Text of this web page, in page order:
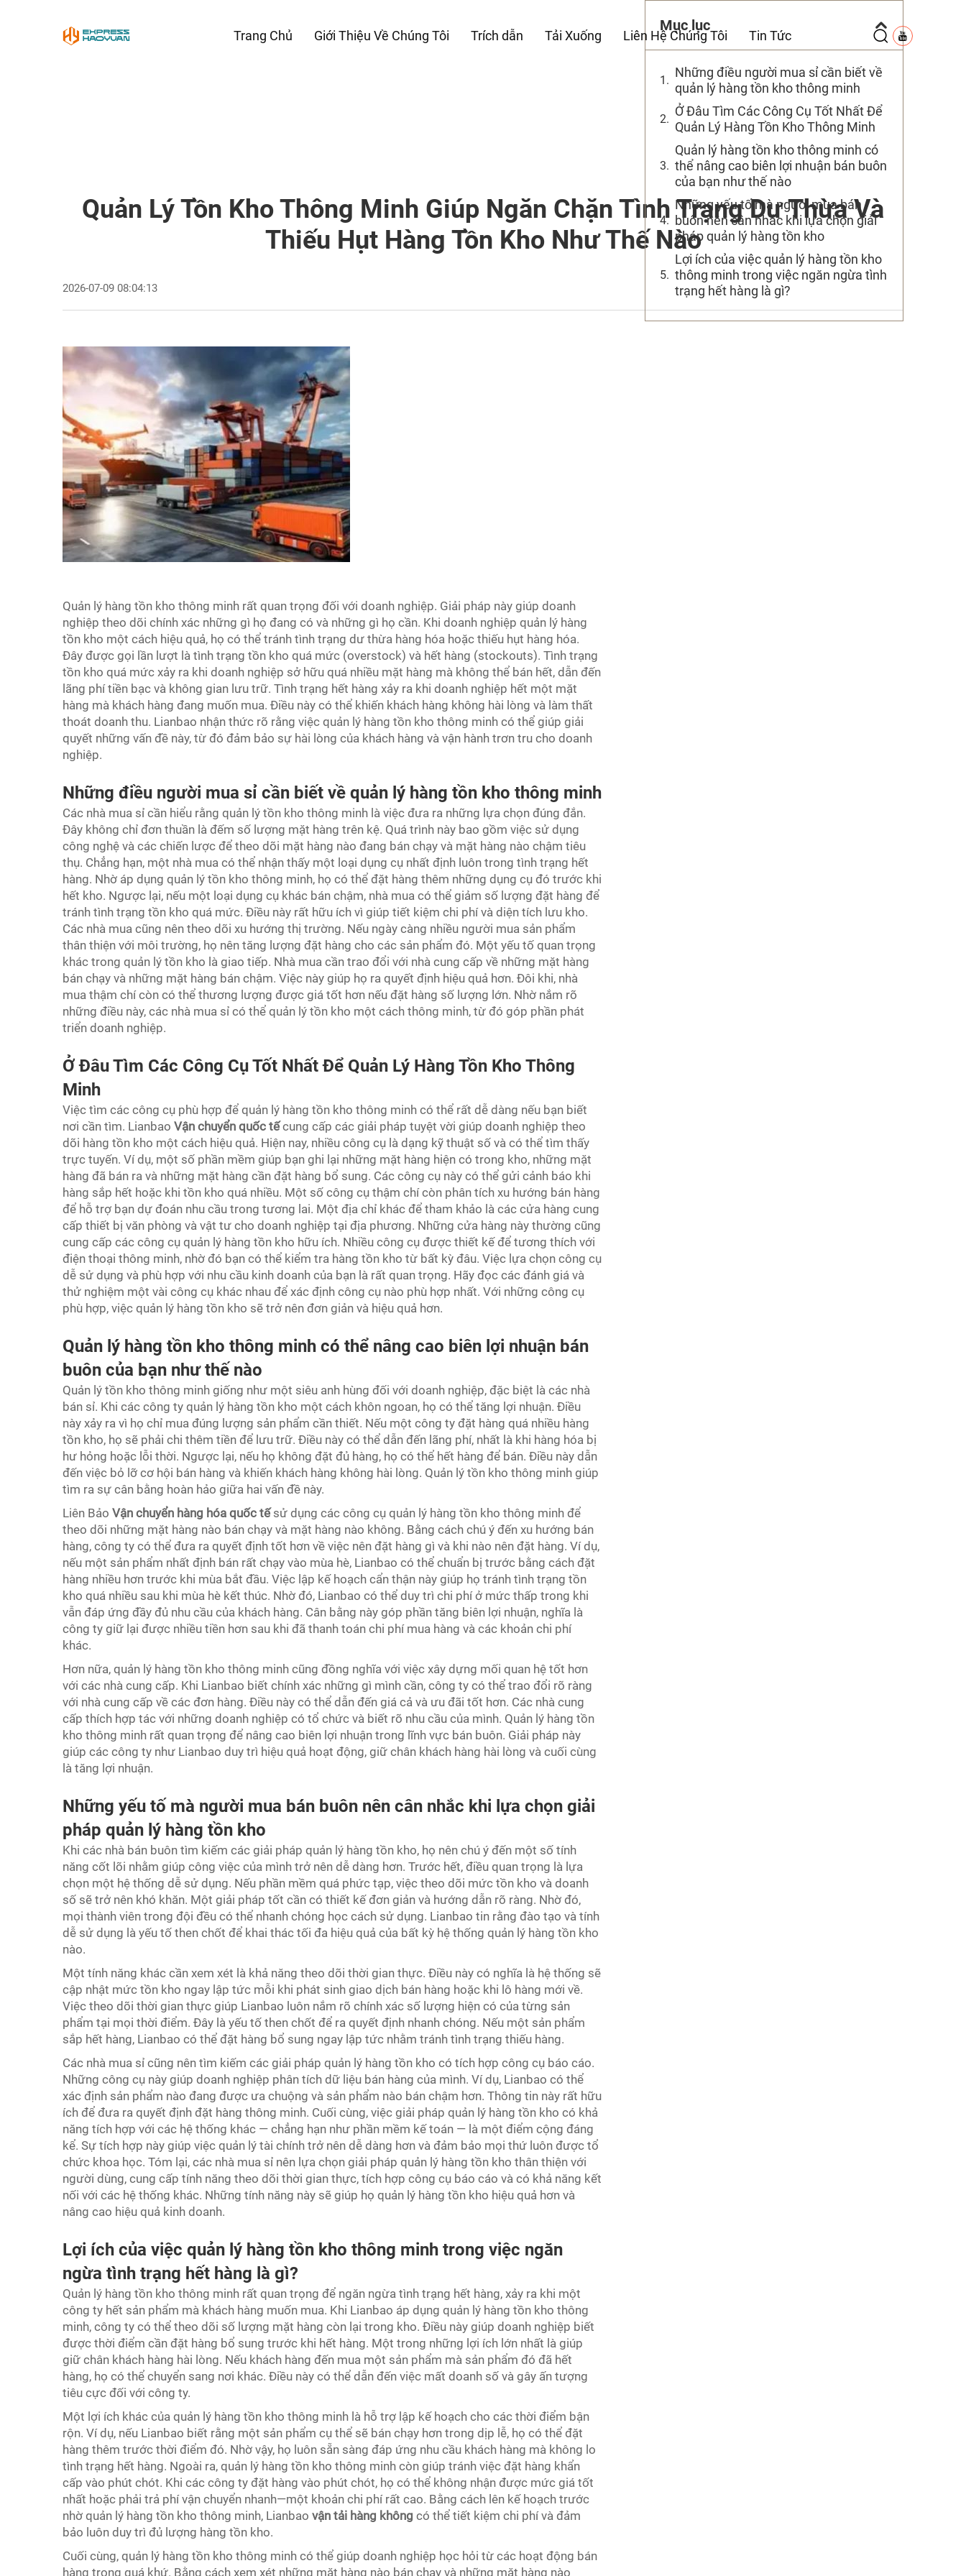
Trang Chủ Giới Thiệu Về Chúng Tôi Trích dẫn Tải Xuống Liên Hệ Chúng Tôi Tin Tức
Quản Lý Tồn Kho Thông Minh Giúp Ngăn Chặn Tình Trạng Dư Thừa Và
Thiếu Hụt Hàng Tồn Kho Như Thế Nào
2026-07-09 08:04:13
Quản lý hàng tồn kho thông minh rất quan trọng đối với doanh nghiệp. Giải pháp này giúp doanh
nghiệp theo dõi chính xác những gì họ đang có và những gì họ cần. Khi doanh nghiệp quản lý hàng
tồn kho một cách hiệu quả, họ có thể tránh tình trạng dư thừa hàng hóa hoặc thiếu hụt hàng hóa.
Đây được gọi lần lượt là tình trạng tồn kho quá mức (overstock) và hết hàng (stockouts). Tình trạng
tồn kho quá mức xảy ra khi doanh nghiệp sở hữu quá nhiều mặt hàng mà không thể bán hết, dẫn đến
lãng phí tiền bạc và không gian lưu trữ. Tình trạng hết hàng xảy ra khi doanh nghiệp hết một mặt
hàng mà khách hàng đang muốn mua. Điều này có thể khiến khách hàng không hài lòng và làm thất
thoát doanh thu. Lianbao nhận thức rõ rằng việc quản lý hàng tồn kho thông minh có thể giúp giải
quyết những vấn đề này, từ đó đảm bảo sự hài lòng của khách hàng và vận hành trơn tru cho doanh
nghiệp.
Những điều người mua sỉ cần biết về quản lý hàng tồn kho thông minh
Các nhà mua sỉ cần hiểu rằng quản lý tồn kho thông minh là việc đưa ra những lựa chọn đúng đắn.
Đây không chỉ đơn thuần là đếm số lượng mặt hàng trên kệ. Quá trình này bao gồm việc sử dụng
công nghệ và các chiến lược để theo dõi mặt hàng nào đang bán chạy và mặt hàng nào chậm tiêu
thụ. Chẳng hạn, một nhà mua có thể nhận thấy một loại dụng cụ nhất định luôn trong tình trạng hết
hàng. Nhờ áp dụng quản lý tồn kho thông minh, họ có thể đặt hàng thêm những dụng cụ đó trước khi
hết kho. Ngược lại, nếu một loại dụng cụ khác bán chậm, nhà mua có thể giảm số lượng đặt hàng để
tránh tình trạng tồn kho quá mức. Điều này rất hữu ích vì giúp tiết kiệm chi phí và diện tích lưu kho.
Các nhà mua cũng nên theo dõi xu hướng thị trường. Nếu ngày càng nhiều người mua sản phẩm
thân thiện với môi trường, họ nên tăng lượng đặt hàng cho các sản phẩm đó. Một yếu tố quan trọng
khác trong quản lý tồn kho là giao tiếp. Nhà mua cần trao đổi với nhà cung cấp về những mặt hàng
bán chạy và những mặt hàng bán chậm. Việc này giúp họ ra quyết định hiệu quả hơn. Đôi khi, nhà
mua thậm chí còn có thể thương lượng được giá tốt hơn nếu đặt hàng số lượng lớn. Nhờ nắm rõ
những điều này, các nhà mua sỉ có thể quản lý tồn kho một cách thông minh, từ đó góp phần phát
triển doanh nghiệp.
Ở Đâu Tìm Các Công Cụ Tốt Nhất Để Quản Lý Hàng Tồn Kho Thông
Minh
Việc tìm các công cụ phù hợp để quản lý hàng tồn kho thông minh có thể rất dễ dàng nếu bạn biết
nơi cần tìm. Lianbao Vận chuyển quốc tếcung cấp các giải pháp tuyệt vời giúp doanh nghiệp theo
dõi hàng tồn kho một cách hiệu quả. Hiện nay, nhiều công cụ là dạng kỹ thuật số và có thể tìm thấy
trực tuyến. Ví dụ, một số phần mềm giúp bạn ghi lại những mặt hàng hiện có trong kho, những mặt
hàng đã bán ra và những mặt hàng cần đặt hàng bổ sung. Các công cụ này có thể gửi cảnh báo khi
hàng sắp hết hoặc khi tồn kho quá nhiều. Một số công cụ thậm chí còn phân tích xu hướng bán hàng
để hỗ trợ bạn dự đoán nhu cầu trong tương lai. Một địa chỉ khác để tham khảo là các cửa hàng cung
cấp thiết bị văn phòng và vật tư cho doanh nghiệp tại địa phương. Những cửa hàng này thường cũng
cung cấp các công cụ quản lý hàng tồn kho hữu ích. Nhiều công cụ được thiết kế để tương thích với
điện thoại thông minh, nhờ đó bạn có thể kiểm tra hàng tồn kho từ bất kỳ đâu. Việc lựa chọn công cụ
dễ sử dụng và phù hợp với nhu cầu kinh doanh của bạn là rất quan trọng. Hãy đọc các đánh giá và
thử nghiệm một vài công cụ khác nhau để xác định công cụ nào phù hợp nhất. Với những công cụ
phù hợp, việc quản lý hàng tồn kho sẽ trở nên đơn giản và hiệu quả hơn.
Quản lý hàng tồn kho thông minh có thể nâng cao biên lợi nhuận bán
buôn của bạn như thế nào
Quản lý tồn kho thông minh giống như một siêu anh hùng đối với doanh nghiệp, đặc biệt là các nhà
bán sỉ. Khi các công ty quản lý hàng tồn kho một cách khôn ngoan, họ có thể tăng lợi nhuận. Điều
này xảy ra vì họ chỉ mua đúng lượng sản phẩm cần thiết. Nếu một công ty đặt hàng quá nhiều hàng
tồn kho, họ sẽ phải chi thêm tiền để lưu trữ. Điều này có thể dẫn đến lãng phí, nhất là khi hàng hóa bị
hư hỏng hoặc lỗi thời. Ngược lại, nếu họ không đặt đủ hàng, họ có thể hết hàng để bán. Điều này dẫn
đến việc bỏ lỡ cơ hội bán hàng và khiến khách hàng không hài lòng. Quản lý tồn kho thông minh giúp
tìm ra sự cân bằng hoàn hảo giữa hai vấn đề này.
Liên Bảo Vận chuyển hàng hóa quốc tế sử dụng các công cụ quản lý hàng tồn kho thông minh để
theo dõi những mặt hàng nào bán chạy và mặt hàng nào không. Bằng cách chú ý đến xu hướng bán
hàng, công ty có thể đưa ra quyết định tốt hơn về việc nên đặt hàng gì và khi nào nên đặt hàng. Ví dụ,
nếu một sản phẩm nhất định bán rất chạy vào mùa hè, Lianbao có thể chuẩn bị trước bằng cách đặt
hàng nhiều hơn trước khi mùa bắt đầu. Việc lập kế hoạch cẩn thận này giúp họ tránh tình trạng tồn
kho quá nhiều sau khi mùa hè kết thúc. Nhờ đó, Lianbao có thể duy trì chi phí ở mức thấp trong khi
vẫn đáp ứng đầy đủ nhu cầu của khách hàng. Cân bằng này góp phần tăng biên lợi nhuận, nghĩa là
công ty giữ lại được nhiều tiền hơn sau khi đã thanh toán chi phí mua hàng và các khoản chi phí
khác.
Hơn nữa, quản lý hàng tồn kho thông minh cũng đồng nghĩa với việc xây dựng mối quan hệ tốt hơn
với các nhà cung cấp. Khi Lianbao biết chính xác những gì mình cần, công ty có thể trao đổi rõ ràng
với nhà cung cấp về các đơn hàng. Điều này có thể dẫn đến giá cả và ưu đãi tốt hơn. Các nhà cung
cấp thích hợp tác với những doanh nghiệp có tổ chức và biết rõ nhu cầu của mình. Quản lý hàng tồn
kho thông minh rất quan trọng để nâng cao biên lợi nhuận trong lĩnh vực bán buôn. Giải pháp này
giúp các công ty như Lianbao duy trì hiệu quả hoạt động, giữ chân khách hàng hài lòng và cuối cùng
là tăng lợi nhuận.
Những yếu tố mà người mua bán buôn nên cân nhắc khi lựa chọn giải
pháp quản lý hàng tồn kho
Khi các nhà bán buôn tìm kiếm các giải pháp quản lý hàng tồn kho, họ nên chú ý đến một số tính
năng cốt lõi nhằm giúp công việc của mình trở nên dễ dàng hơn. Trước hết, điều quan trọng là lựa
chọn một hệ thống dễ sử dụng. Nếu phần mềm quá phức tạp, việc theo dõi mức tồn kho và doanh
số sẽ trở nên khó khăn. Một giải pháp tốt cần có thiết kế đơn giản và hướng dẫn rõ ràng. Nhờ đó,
mọi thành viên trong đội đều có thể nhanh chóng học cách sử dụng. Lianbao tin rằng đào tạo và tính
dễ sử dụng là yếu tố then chốt để khai thác tối đa hiệu quả của bất kỳ hệ thống quản lý hàng tồn kho
nào.
Một tính năng khác cần xem xét là khả năng theo dõi thời gian thực. Điều này có nghĩa là hệ thống sẽ
cập nhật mức tồn kho ngay lập tức mỗi khi phát sinh giao dịch bán hàng hoặc khi lô hàng mới về.
Việc theo dõi thời gian thực giúp Lianbao luôn nắm rõ chính xác số lượng hiện có của từng sản
phẩm tại mọi thời điểm. Đây là yếu tố then chốt để ra quyết định nhanh chóng. Nếu một sản phẩm
sắp hết hàng, Lianbao có thể đặt hàng bổ sung ngay lập tức nhằm tránh tình trạng thiếu hàng.
Các nhà mua sỉ cũng nên tìm kiếm các giải pháp quản lý hàng tồn kho có tích hợp công cụ báo cáo.
Những công cụ này giúp doanh nghiệp phân tích dữ liệu bán hàng của mình. Ví dụ, Lianbao có thể
xác định sản phẩm nào đang được ưa chuộng và sản phẩm nào bán chậm hơn. Thông tin này rất hữu
ích để đưa ra quyết định đặt hàng thông minh. Cuối cùng, việc giải pháp quản lý hàng tồn kho có khả
năng tích hợp với các hệ thống khác — chẳng hạn như phần mềm kế toán — là một điểm cộng đáng
kể. Sự tích hợp này giúp việc quản lý tài chính trở nên dễ dàng hơn và đảm bảo mọi thứ luôn được tổ
chức khoa học. Tóm lại, các nhà mua sỉ nên lựa chọn giải pháp quản lý hàng tồn kho thân thiện với
người dùng, cung cấp tính năng theo dõi thời gian thực, tích hợp công cụ báo cáo và có khả năng kết
nối với các hệ thống khác. Những tính năng này sẽ giúp họ quản lý hàng tồn kho hiệu quả hơn và
nâng cao hiệu quả kinh doanh.
Lợi ích của việc quản lý hàng tồn kho thông minh trong việc ngăn
ngừa tình trạng hết hàng là gì?
Quản lý hàng tồn kho thông minh rất quan trọng để ngăn ngừa tình trạng hết hàng, xảy ra khi một
công ty hết sản phẩm mà khách hàng muốn mua. Khi Lianbao áp dụng quản lý hàng tồn kho thông
minh, công ty có thể theo dõi số lượng mặt hàng còn lại trong kho. Điều này giúp doanh nghiệp biết
được thời điểm cần đặt hàng bổ sung trước khi hết hàng. Một trong những lợi ích lớn nhất là giúp
giữ chân khách hàng hài lòng. Nếu khách hàng đến mua một sản phẩm mà sản phẩm đó đã hết
hàng, họ có thể chuyển sang nơi khác. Điều này có thể dẫn đến việc mất doanh số và gây ấn tượng
tiêu cực đối với công ty.
Một lợi ích khác của quản lý hàng tồn kho thông minh là hỗ trợ lập kế hoạch cho các thời điểm bận
rộn. Ví dụ, nếu Lianbao biết rằng một sản phẩm cụ thể sẽ bán chạy hơn trong dịp lễ, họ có thể đặt
hàng thêm trước thời điểm đó. Nhờ vậy, họ luôn sẵn sàng đáp ứng nhu cầu khách hàng mà không lo
tình trạng hết hàng. Ngoài ra, quản lý hàng tồn kho thông minh còn giúp tránh việc đặt hàng khẩn
cấp vào phút chót. Khi các công ty đặt hàng vào phút chót, họ có thể không nhận được mức giá tốt
nhất hoặc phải trả phí vận chuyển nhanh—một khoản chi phí rất cao. Bằng cách lên kế hoạch trước
nhờ quản lý hàng tồn kho thông minh, Lianbao vận tải hàng không có thể tiết kiệm chi phí và đảm
bảo luôn duy trì đủ lượng hàng tồn kho.
Cuối cùng, quản lý hàng tồn kho thông minh có thể giúp doanh nghiệp học hỏi từ các hoạt động bán
hàng trong quá khứ. Bằng cách xem xét những mặt hàng nào bán chạy và những mặt hàng nào
Mục lục
Những điều người mua sỉ cần biết về
quản lý hàng tồn kho thông minh
Ở Đâu Tìm Các Công Cụ Tốt Nhất Để
Quản Lý Hàng Tồn Kho Thông Minh
Quản lý hàng tồn kho thông minh có
thể nâng cao biên lợi nhuận bán buôn
của bạn như thế nào
Những yếu tố mà người mua bán
buôn nên cân nhắc khi lựa chọn giải
pháp quản lý hàng tồn kho
Lợi ích của việc quản lý hàng tồn kho
thông minh trong việc ngăn ngừa tình
trạng hết hàng là gì?